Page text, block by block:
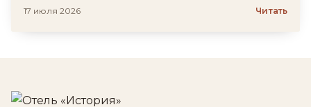
17 июля 2026 Читать